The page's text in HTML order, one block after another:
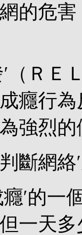
的危
ＲＥ
癮行為
強烈的
網絡′
的一
一天多